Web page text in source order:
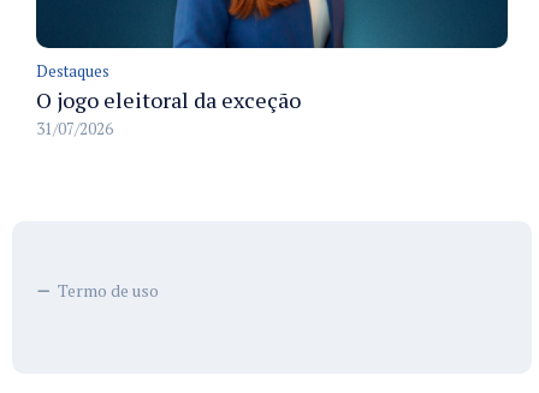
Destaques
O jogo eleitoral da exceção
31/07/2026
Termo de uso